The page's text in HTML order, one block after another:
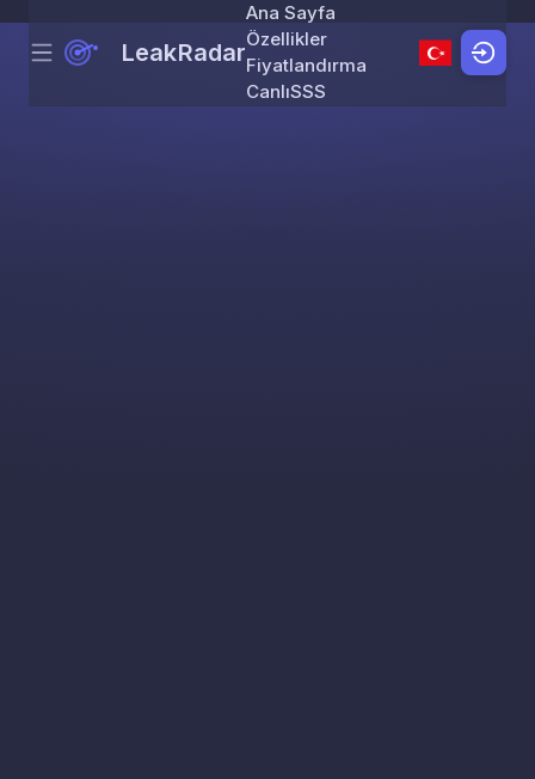
Skip to content
Menu LeakRadar
Ana Sayfa
Özellikler
Fiyatlandırma
CanlıSSS